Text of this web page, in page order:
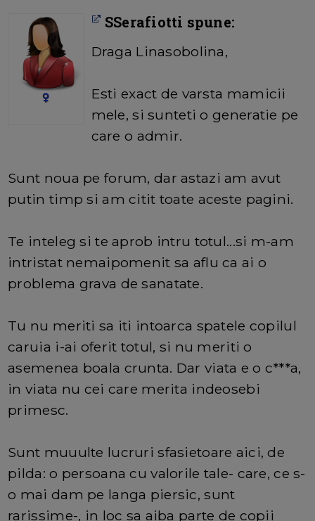
SSerafiotti spune:
Draga Linasobolina,
Esti exact de varsta mamicii
mele, si sunteti o generatie pe
care o admir.
Sunt noua pe forum, dar astazi am avut
putin timp si am citit toate aceste pagini.
Te inteleg si te aprob intru totul...si m-am
intristat nemaipomenit sa aflu ca ai o
problema grava de sanatate.
Tu nu meriti sa iti intoarca spatele copilul
caruia i-ai oferit totul, si nu meriti o
asemenea boala crunta. Dar viata e o c***a,
in viata nu cei care merita indeosebi
primesc.
Sunt muuulte lucruri sfasietoare aici, de
pilda: o persoana cu valorile tale- care, ce s-
o mai dam pe langa piersic, sunt
rarissime-, in loc sa aiba parte de copii